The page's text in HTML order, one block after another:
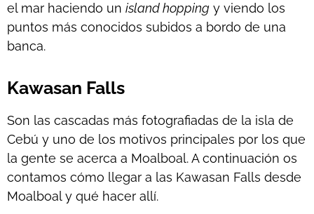
el mar haciendo un island hopping y viendo los
puntos más conocidos subidos a bordo de una
banca.
Kawasan Falls
Son las cascadas más fotografiadas de la isla de
Cebú y uno de los motivos principales por los que
la gente se acerca a Moalboal. A continuación os
contamos cómo llegar a las Kawasan Falls desde
Moalboal y qué hacer allí.